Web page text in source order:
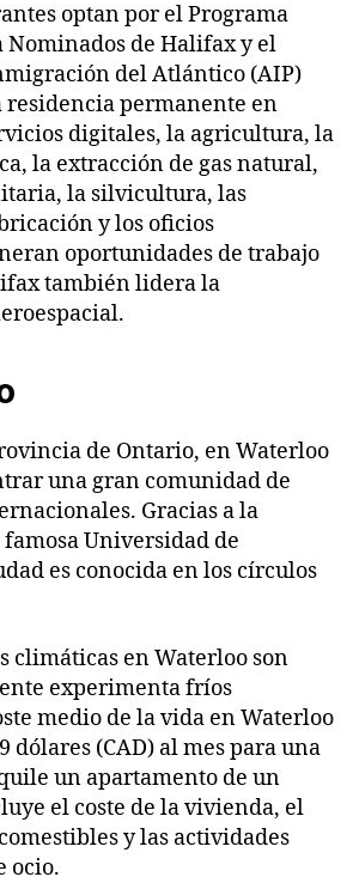
optan por el Programa
de Halifax y el
del Atlántico (AIP)
residencia permanente en
digitales, la agricultura, la
la extracción de gas natural,
la silvicultura, las
y los oficios
oportunidades de trabajo
también lidera la
de Ontario, en Waterloo
una gran comunidad de
Gracias a la
Universidad de
es conocida en los círculos
climáticas en Waterloo son
experimenta fríos
medio de la vida en Waterloo
dólares (CAD) al mes para una
un apartamento de un
el coste de la vivienda, el
y las actividades
ocio.